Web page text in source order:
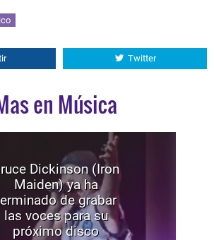
Twitter
en Música
Dickinson (Iron
Maiden) ya ha
de grabar
las voces para su
próximo disco